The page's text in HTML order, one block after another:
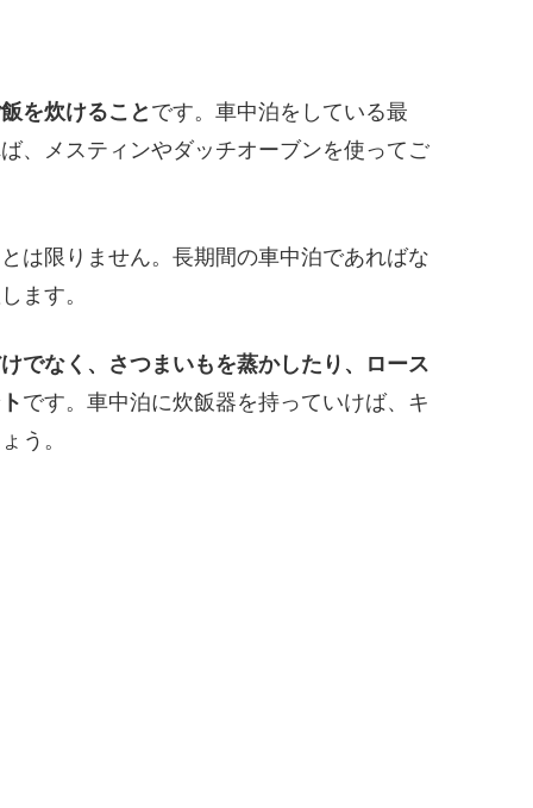
を炊けること です。車中泊をしている最
、メスティンやダッチオーブンを使ってご
は限りません。長期間の車中泊であればな
ます。
でなく、さつまいもを蒸かしたり、ロース
です。車中泊に炊飯器を持っていけば、キ
う。